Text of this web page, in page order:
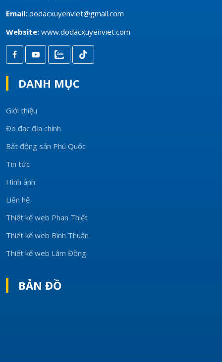
Email: dodacxuyenviet@gmail.com
Website: www.dodacxuyenviet.com
DANH MỤC
Giới thiệu
Đo đạc địa chính
Bất động sản Phú Quốc
Tin tức
Hình ảnh
Liên hệ
Thiết kế web Phan Thiết
Thiết kế web Bình Thuận
Thiết kế web Lâm Đồng
BẢN ĐỒ